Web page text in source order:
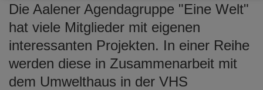
Die Aalener Agendagruppe "Eine Welt"
hat viele Mitglieder mit eigenen
interessanten Projekten. In einer Reihe
werden diese in Zusammenarbeit mit
dem Umwelthaus in der VHS